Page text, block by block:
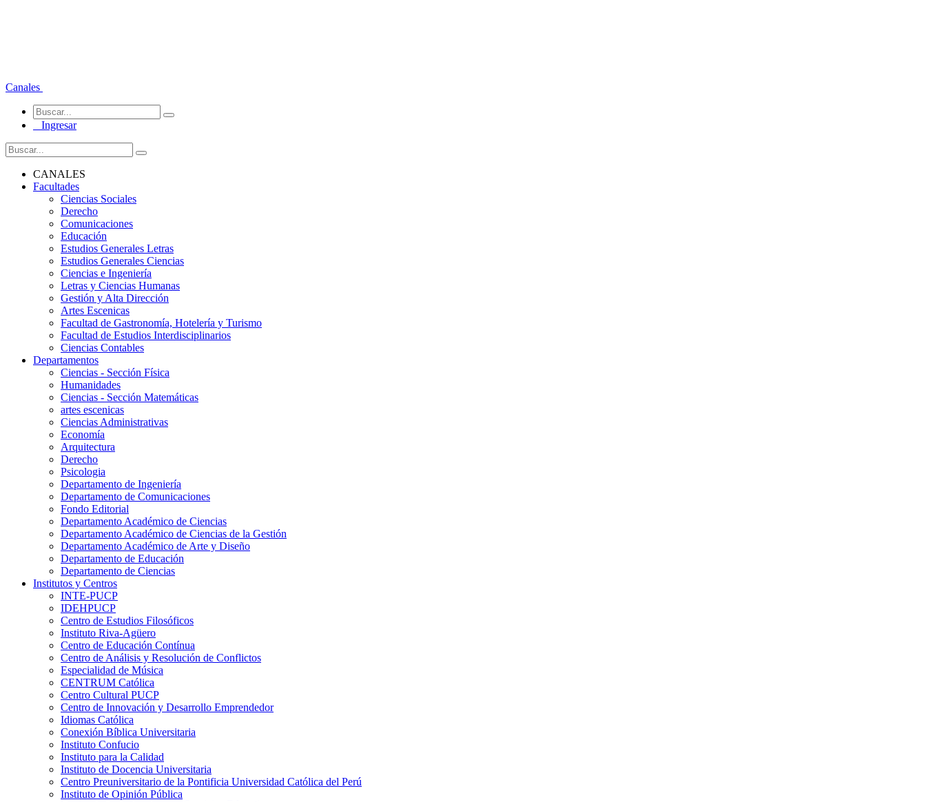
Canales
Ingresar
CANALES
Facultades
Ciencias Sociales
Derecho
Comunicaciones
Educación
Estudios Generales Letras
Estudios Generales Ciencias
Ciencias e Ingeniería
Letras y Ciencias Humanas
Gestión y Alta Dirección
Artes Escenicas
Facultad de Gastronomía, Hotelería y Turismo
Facultad de Estudios Interdisciplinarios
Ciencias Contables
Departamentos
Ciencias - Sección Física
Humanidades
Ciencias - Sección Matemáticas
artes escenicas
Ciencias Administrativas
Economía
Arquitectura
Derecho
Psicologia
Departamento de Ingeniería
Departamento de Comunicaciones
Fondo Editorial
Departamento Académico de Ciencias
Departamento Académico de Ciencias de la Gestión
Departamento Académico de Arte y Diseño
Departamento de Educación
Departamento de Ciencias
Institutos y Centros
INTE-PUCP
IDEHPUCP
Centro de Estudios Filosóficos
Instituto Riva-Agüero
Centro de Educación Contínua
Centro de Análisis y Resolución de Conflictos
Especialidad de Música
CENTRUM Católica
Centro Cultural PUCP
Centro de Innovación y Desarrollo Emprendedor
Idiomas Católica
Conexión Bíblica Universitaria
Instituto Confucio
Instituto para la Calidad
Instituto de Docencia Universitaria
Centro Preuniversitario de la Pontificia Universidad Católica del Perú
Instituto de Opinión Pública